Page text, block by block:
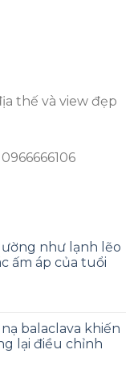
thế và view đẹp
như lạnh lẽo
ấm áp của tuổi
balaclava khiến
lại điều chỉnh